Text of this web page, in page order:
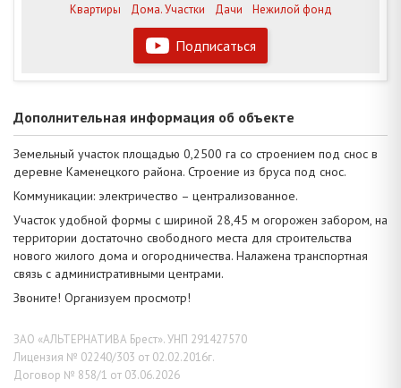
Подписаться
Квартиры
Дома. Участки Дачи Нежилой фонд
Дополнительная информация об объекте
Земельный участок площадью 0,2500 га со строением под снос в
деревне Каменецкого района. Строение из бруса под снос.
Коммуникации: электричество – централизованное.
Участок удобной формы с шириной 28,45 м огорожен забором, на
территории достаточно свободного места для строительства
нового жилого дома и огородничества. Налажена транспортная
связь с административными центрами.
Звоните! Организуем просмотр!
ЗАО «АЛЬТЕРНАТИВА Брест». УНП 291427570
Лицензия № 02240/303 от 02.02.2016г.
Договор № 858/1 от 03.06.2026